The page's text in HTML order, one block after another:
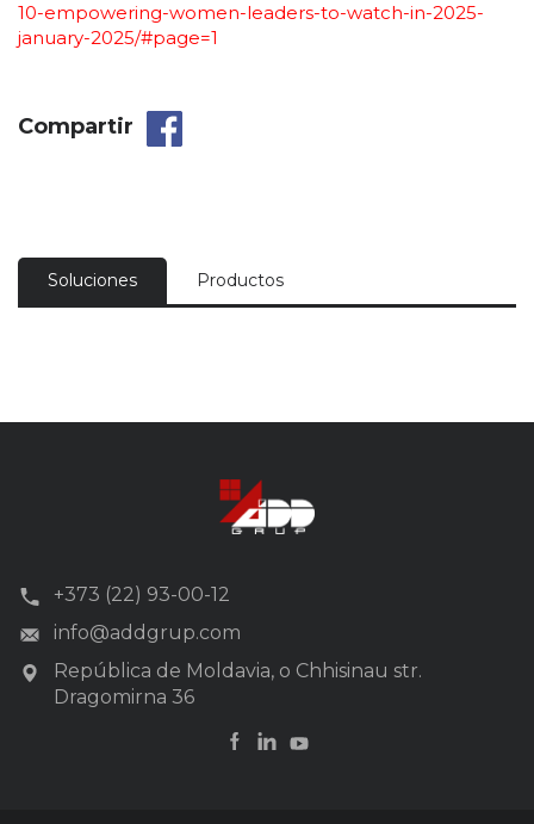
10-empowering-women-leaders-to-watch-in-2025-
january-2025/#page=1
Compartir
Soluciones Productos
+373 (22) 93-00-12
info@addgrup.com
República de Moldavia, o Chhisinau str.
Dragomirna 36